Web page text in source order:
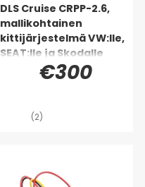
DLS Cruise CRPP-2.6,
mallikohtainen
kittijärjestelmä VW:lle,
SEAT:lle ja Skodalle
€300
(2)